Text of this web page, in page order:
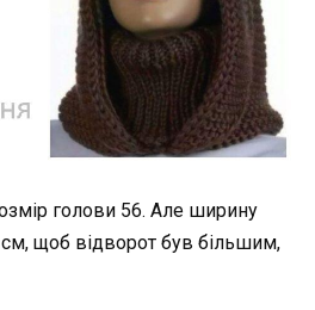
голови 56. Але ширину
щоб відворот був більшим,